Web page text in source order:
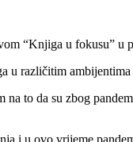
“Knjiga u fokusu” u
različitim
to da su zbog